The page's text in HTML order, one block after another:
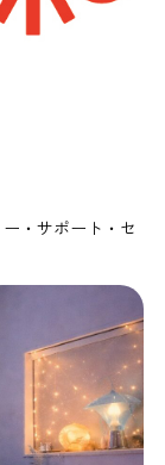
・サポート・セ